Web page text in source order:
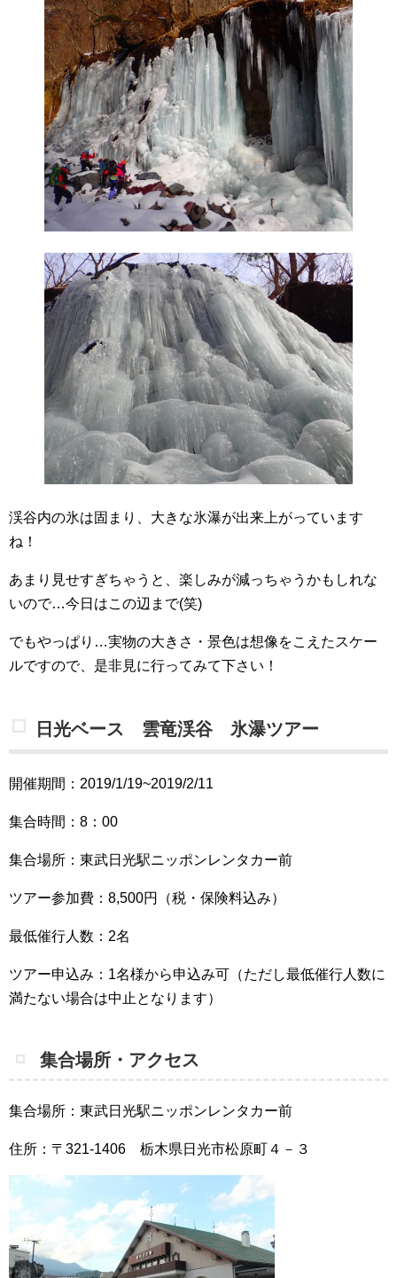
渓谷内の氷は固まり、大きな氷瀑が出来上がっています
ね！
あまり見せすぎちゃうと、楽しみが減っちゃうかもしれな
いので…今日はこの辺まで(笑)
でもやっぱり…実物の大きさ・景色は想像をこえたスケー
ルですので、是非見に行ってみて下さい！
日光ベース 雲竜渓谷 氷瀑ツアー
開催期間：2019/1/19~2019/2/11
集合時間：8：00
集合場所：東武日光駅ニッポンレンタカー前
ツアー参加費：8,500円（税・保険料込み）
最低催行人数：2名
ツアー申込み：1名様から申込み可（ただし最低催行人数に
満たない場合は中止となります）
集合場所・アクセス
集合場所：東武日光駅ニッポンレンタカー前
住所：〒321-1406 栃木県日光市松原町４－３